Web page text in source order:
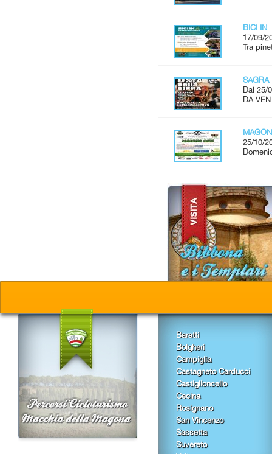
BICI IN
17/09/
Tra
SAGRA
Dal 25/
DA
25/10/
Baratti
Bolgheri
Campiglia
Castagneto Carducci
Castiglioncello
Cecina
Rosignano
San Vincenzo
Sassetta
Suvereto